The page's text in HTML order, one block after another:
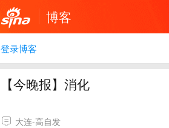
博客
登录博客
【今晚报】消化
大连-高自发